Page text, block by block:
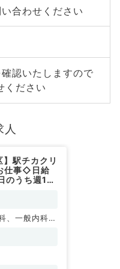
合わせください
認いたしますので
ください
】駅チカクリ
仕事◇日給
うち週1曜
、一般内科、
内科、消化器
病科